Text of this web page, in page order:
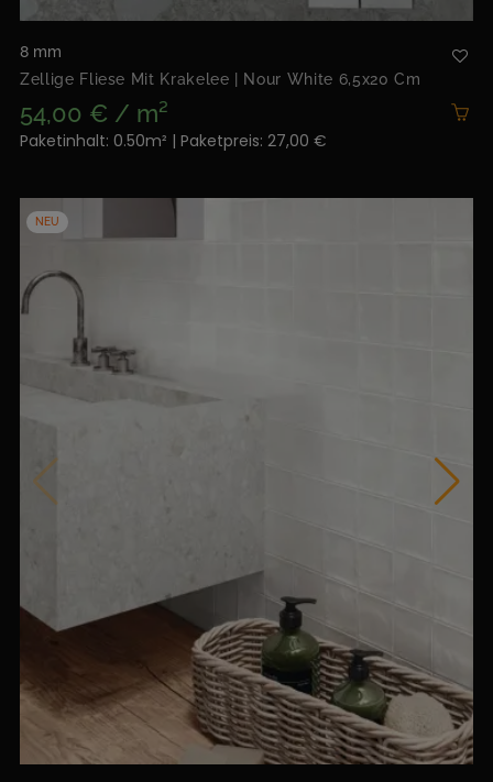
8 mm
Zellige Fliese Mit Krakelee | Nour White 6,5x20 Cm
54,00 € / m²
Paketinhalt: 0.50m² | Paketpreis: 27,00 €
NEU